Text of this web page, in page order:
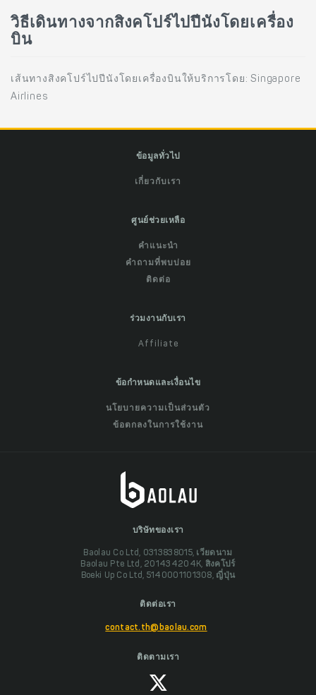
วิธีเดินทางจากสิงคโปร์ไปปีนังโดยเครื่อง
บิน
เส้นทางสิงคโปร์ไปปีนังโดยเครื่องบินให้บริการโดย: Singapore
Airlines
ข้อมูลทั่วไป
เกี่ยวกับเรา
ศูนย์ช่วยเหลือ
คำแนะนำ
คำถามที่พบบ่อย
ติดต่อ
ร่วมงานกับเรา
Affiliate
ข้อกำหนดและเงื่อนไข
นโยบายความเป็นส่วนตัว
ข้อตกลงในการใช้งาน
บริษัทของเรา
Baolau Co Ltd, 0313838015, เวียดนาม
Baolau Pte Ltd, 201434204K, สิงคโปร์
Boeki Up Co Ltd, 5140001101308, ญี่ปุ่น
ติดต่อเรา
contact.th@baolau.com
ติดตามเรา